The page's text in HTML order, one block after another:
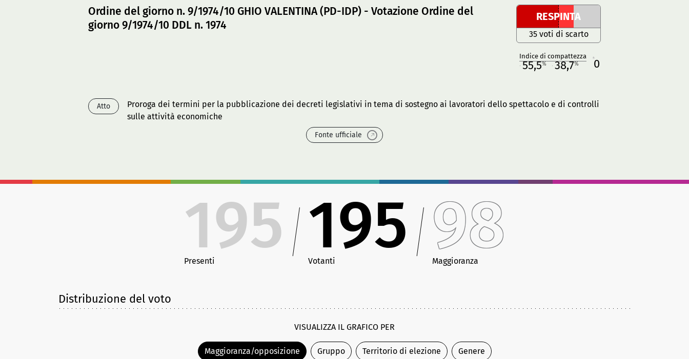
Ordine del giorno n. 9/1974/10 GHIO VALENTINA (PD-IDP) - Votazione Ordine del
giorno 9/1974/10 DDL n. 1974
RESPINTA
35 voti di scarto
Indice di compattezza
55,5% 38,7% 0
Atto
Proroga dei termini per la pubblicazione dei decreti legislativi in tema di sostegno ai lavoratori dello spettacolo e di controlli
sulle attività economiche
Fonte ufficiale
195
Presenti 195
Votanti 98
Maggioranza
Distribuzione del voto
VISUALIZZA IL GRAFICO PER
Maggioranza/opposizione Gruppo Territorio di elezione Genere